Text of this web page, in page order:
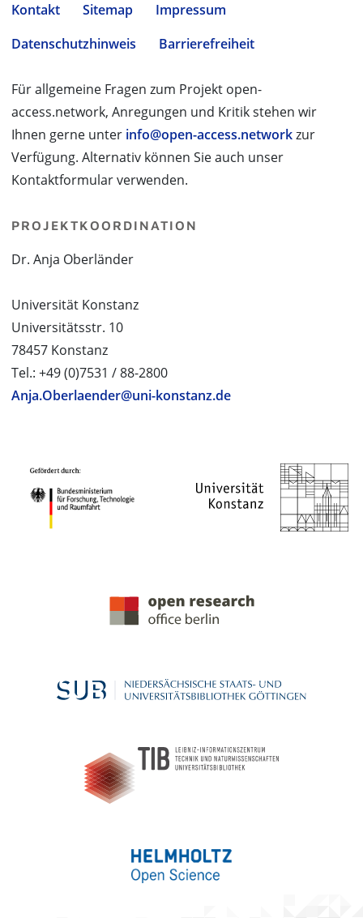
Kontakt Sitemap
Impressum
Datenschutzhinweis
Barrierefreiheit
Für allgemeine Fragen zum Projekt open-
access.network, Anregungen und Kritik stehen wir
Ihnen gerne unter info@open-access.networkzur
Verfügung. Alternativ können Sie auch unser
Kontaktformular verwenden.
PROJEKTKOORDINATION
Dr. Anja Oberländer
Universität Konstanz
Universitätsstr. 10
78457 Konstanz
Tel.: +49 (0)7531 / 88-2800
Anja.Oberlaender@uni-konstanz.de